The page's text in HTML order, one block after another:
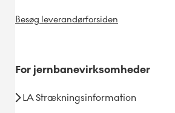
Besøg leverandørforsiden
For jernbanevirksomheder
LA Strækningsinformation